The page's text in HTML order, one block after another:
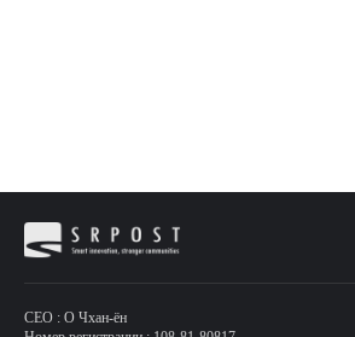
CEO : О Чхан-ён